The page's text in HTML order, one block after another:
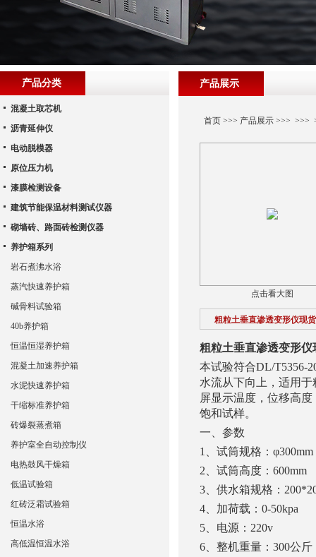
产品展示
首页>>> 产品展示>>> >>>
点击看大图
粗粒土垂直渗透变形仪现货
粗粒土垂直渗透变形仪
本试验符合DL/T5356-
水流从下向上，适用
屏显示温度，位移高
饱和试样。
一、 参数
1、 试筒规格：φ300mm
2、 试筒高度： 600mm
3、 供水箱规格：
4、 加荷载： 0-50kpa
5、 电源： 220v
6、 整机重量： 300公斤
产品分类
混凝土取芯机
沥青延伸仪
电动脱模器
原位压力机
漆膜检测设备
建筑节能保温材料测试仪器
砌墙砖、路面砖检测仪器
养护箱系列
岩石煮沸水浴
蒸汽快速养护箱
碱骨料试验箱
40b养护箱
恒温恒湿养护箱
混凝土加速养护箱
水泥快速养护箱
干缩标准养护箱
砖爆裂蒸煮箱
养护室全自动控制仪
电热鼓风干燥箱
低温试验箱
红砖泛霜试验箱
恒温水浴
高低温恒温水浴